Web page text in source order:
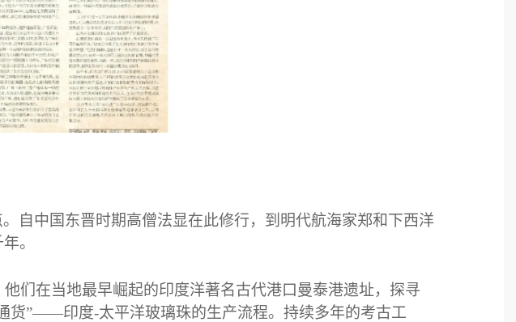
自中国东晋时期高僧法显在此修行，到明代航海家郑和下西洋
。
们在当地最早崛起的印度洋著名古代港口曼泰港遗址，探寻
货”——印度-太平洋玻璃珠的生产流程。持续多年的考古工